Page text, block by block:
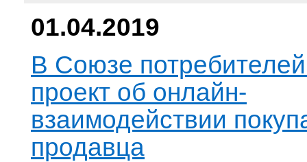
01.04.2019
В Союзе потребителей
проект об онлайн-
взаимодействии
продавца